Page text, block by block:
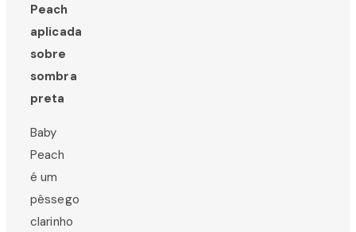
Peach
aplicada
sobre
sombra
preta
Baby
Peach
é um
pêssego
clarinho